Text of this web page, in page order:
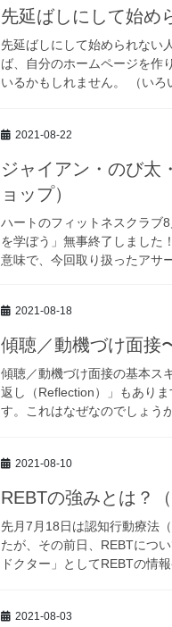
先延ばしにして始め
先延ばしにして始められない
ば、自分のホームページを作
いるかもしれません。 （い
2021-08-22
ジャイアン・のび太
ョップ）
ハートのフィットネスクラブ
を学ぼう」無事終了しました
意味で、今回取り扱ったアサ
2021-08-18
傾聴／動機づけ面接
傾聴／動機づけ面接の基本ス
返し（Reflection）」もあり
す。これはなぜなのでしょう
2021-08-10
REBTの強みとは？
先月7月18日は認知行動療法
たが、その前日、REBTにつ
ドクター」としてREBTの情
2021-08-03